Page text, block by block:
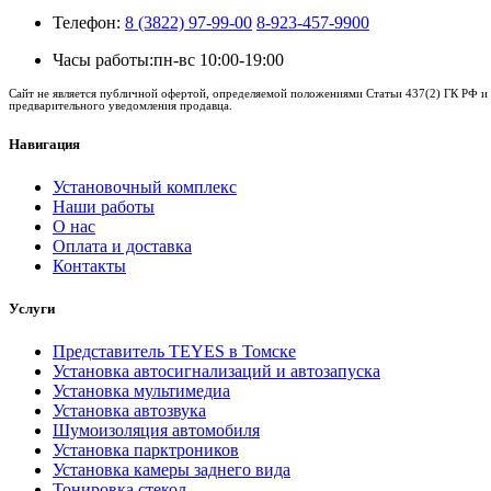
Телефон: 8 (3822) 97-99-00 8-923-457-9900
Часы работы:пн-вс 10:00-19:00
Сайт не является публичной офертой, определяемой положениями Статьи 437(2) ГК РФ и
предварительного уведомления продавца.
Навигация
Установочный комплекс
Наши работы
О нас
Оплата и доставка
Контакты
Услуги
Представитель TEYES в Томске
Установка автосигнализаций и автозапуска
Установка мультимедиа
Установка автозвука
Шумоизоляция автомобиля
Установка парктроников
Установка камеры заднего вида